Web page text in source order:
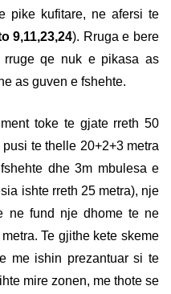
pike kufitare, ne afersi te
9,11,23,24). Rruga e bere
qe nuk e pikasa as
as guven e fshehte.
toke te gjate rreth 50
te thelle 20+2+3 metra
dhe 3m mbulesa e
ishte rreth 25 metra), nje
ne fund nje dhome te ne
Te gjithe kete skeme
me ishin prezantuar si te
mire zonen, me thote se